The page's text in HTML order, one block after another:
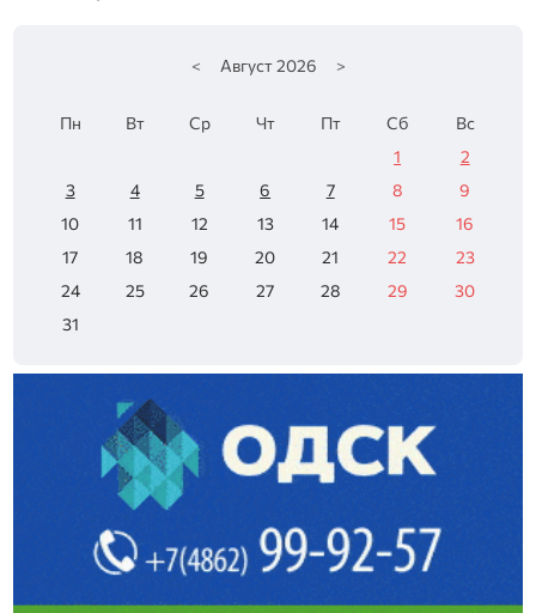
< Август 2026 >
Пн Вт Ср Чт Пт Сб
Вс
1
2
3
4 5 6 7 8
9
10
11 12 13 14 15
16
17
18 19 20 21 22
23
24
25 26 27 28 29
30
31